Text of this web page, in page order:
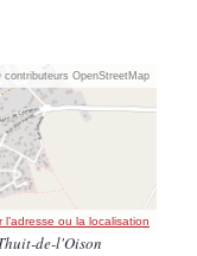
contributeurs OpenStreetMap
l’adresse ou la localisation
de-l'Oison